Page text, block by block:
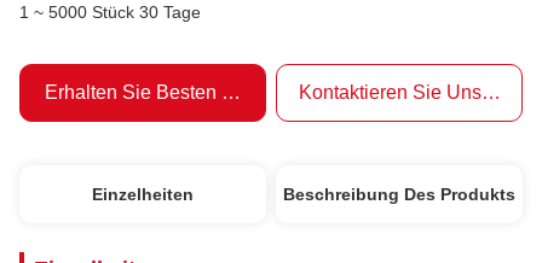
1 ~ 5000 Stück 30 Tage
Erhalten Sie Besten Preis Kontaktieren Sie Uns Jetzt
Einzelheiten Beschreibung Des Produkts